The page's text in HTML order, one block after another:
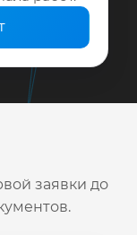
заявки до